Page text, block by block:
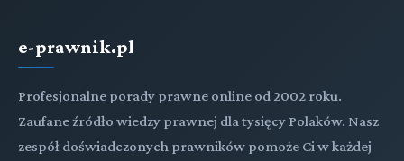
e-prawnik.pl
Profesjonalne porady prawne online od 2002 roku.
Zaufane źródło wiedzy prawnej dla tysięcy Polaków. Nasz
zespół doświadczonych prawników pomoże Ci w każdej